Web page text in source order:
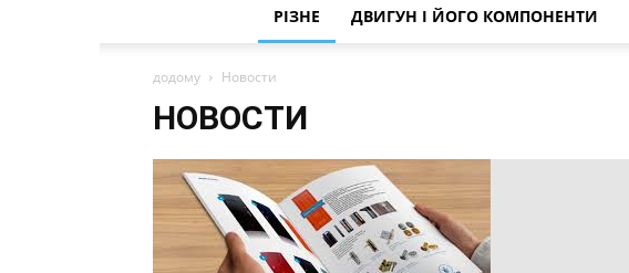
РІЗНЕ ДВИГУН І ЙОГО КОМПОНЕНТИ
додому Новости
НОВОСТИ